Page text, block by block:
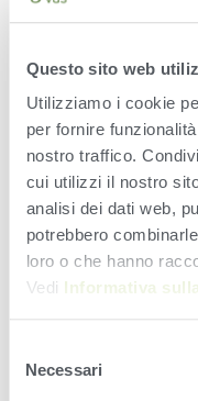
Questo sito web
Utilizziamo i cookie
per fornire
nostro traffico.
cui utilizzi il nostro
analisi dei dati web,
potrebbero
loro o che hanno
Vedi Informativa
delNecessari